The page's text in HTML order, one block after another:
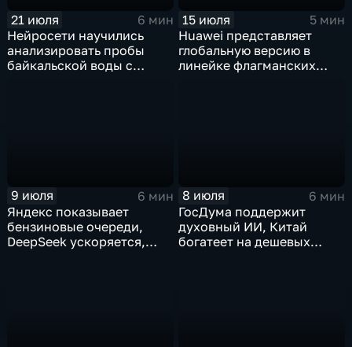
21 июля
6 мин
Нейросети научились
анализировать пробы
байкальской воды с
15 июля
5 мин
Huawei представляет
глобальную версию в
линейке флагманских
9 июля
6 мин
Яндекс показывает
бензиновые очереди,
DeepSeek ускоряется,
8 июля
6 мин
ГосДума поддержит
духовный ИИ, Китай
богатеет на дешевых